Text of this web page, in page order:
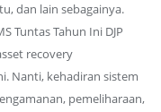
dan lain sebagainya.
Tuntas Tahun Ini DJP
recovery
Nanti, kehadiran sistem
pemeliharaan,